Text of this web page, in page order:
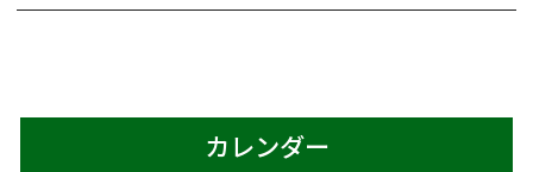
カレンダー